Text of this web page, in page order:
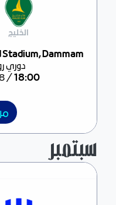
Stadium, Dammam
دوري
18:00
/
28
الخليج
سبتمبر